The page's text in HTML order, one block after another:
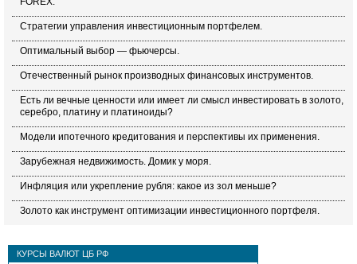
Стратегии управления инвестиционным портфелем.
Оптимальный выбор — фьючерсы.
Отечественный рынок производных финансовых инструментов.
Есть ли вечные ценности или имеет ли смысл инвестировать в золото,
серебро, платину и платиноиды?
Модели ипотечного кредитования и перспективы их применения.
Зарубежная недвижимость. Домик у моря.
Инфляция или укрепление рубля: какое из зол меньше?
Золото как инструмент оптимизации инвестиционного портфеля.
КУРСЫ ВАЛЮТ ЦБ РФ